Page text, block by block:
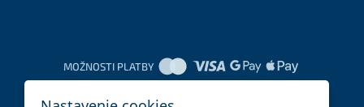
MOŽNOSTI PLATBY